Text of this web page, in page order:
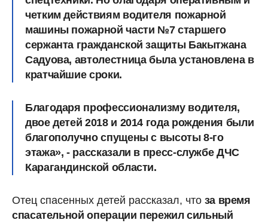
четким действиям водителя пожарной
машины пожарной части №7 старшего
сержанта гражданской защиты Бакытжана
Садуова, автолестница была установлена в
кратчайшие сроки.
Благодаря профессионализму водителя,
двое детей 2018 и 2014 года рождения были
благополучно спущены с высоты 8-го
этажа», - рассказали в пресс-службе ДЧС
Карагандинской области.
Отец спасенных детей рассказал, что за время
спасательной операции пережил сильный